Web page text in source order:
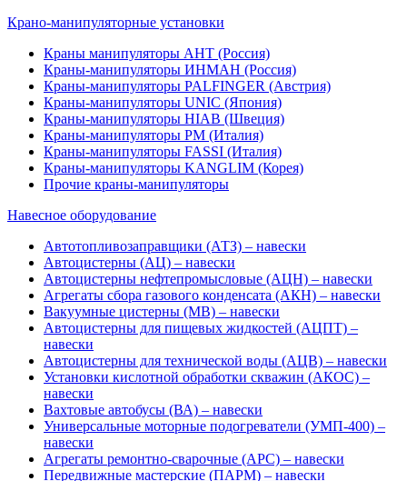
Крано-манипуляторные установки
Краны манипуляторы АНТ (Россия)
Краны-манипуляторы ИНМАН (Россия)
Краны-манипуляторы PALFINGER (Австрия)
Краны-манипуляторы UNIC (Япония)
Краны-манипуляторы HIAB (Швеция)
Краны-манипуляторы PM (Италия)
Краны-манипуляторы FASSI (Италия)
Краны-манипуляторы KANGLIM (Корея)
Прочие краны-манипуляторы
Навесное оборудование
Автотопливозаправщики (АТЗ) – навески
Автоцистерны (АЦ) – навески
Автоцистерны нефтепромысловые (АЦН) – навески
Агрегаты сбора газового конденсата (АКН) – навески
Вакуумные цистерны (МВ) – навески
Автоцистерны для пищевых жидкостей (АЦПТ) –
навески
Автоцистерны для технической воды (АЦВ) – навески
Установки кислотной обработки скважин (АКОС) –
навески
Вахтовые автобусы (ВА) – навески
Универсальные моторные подогреватели (УМП-400) –
навески
Агрегаты ремонтно-сварочные (АРС) – навески
Передвижные мастерские (ПАРМ) – навески